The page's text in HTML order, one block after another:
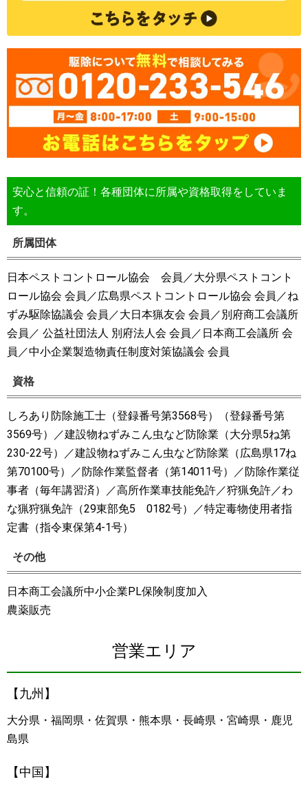
安心と信頼の証！各種団体に所属や資格取得をしていま
す。
所属団体
日本ペストコントロール協会 会員／大分県ペストコント
ロール協会 会員／広島県ペストコントロール協会 会員／ね
ずみ駆除協議会 会員／大日本猟友会 会員／別府商工会議所
会員／ 公益社団法人 別府法人会 会員／日本商工会議所 会
員／中小企業製造物責任制度対策協議会 会員
資格
しろあり防除施工士（登録番号第3568号）（登録番号第
3569号）／建設物ねずみこん虫など防除業（大分県5ね第
230-22号）／建設物ねずみこん虫など防除業（広島県17ね
第70100号）／防除作業監督者（第14011号）／防除作業従
事者（毎年講習済）／高所作業車技能免許／狩猟免許／わ
な猟狩猟免許（29東部免5 0182号）／特定毒物使用者指
定書（指令東保第4-1号）
その他
日本商工会議所中小企業PL保険制度加入
農薬販売
営業エリア
【九州】
大分県・福岡県・佐賀県・熊本県・長崎県・宮崎県・鹿児
島県
【中国】